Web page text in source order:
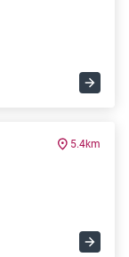
5.4km